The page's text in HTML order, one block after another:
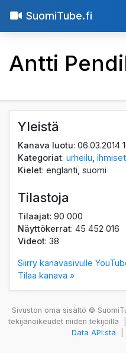
SuomiTube.fi
Antti
Yleistä
Kanava luotu: 06.03.2014
Kategoriat:urheilu ,
Kielet: englanti, suomi
Tilastoja
Tilaajat: 90 000
Näyttökerrat: 45 452 016
Videot: 38
Siirry kanavasivulle
Tilaa kanava »
Sivuston oma sisältö ©
tekijänoikeudet niiden tekijöillä
Data API:sta